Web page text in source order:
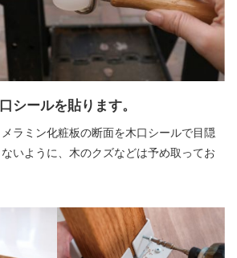
シールを貼ります。
ラミン化粧板の断面を木口シールで目隠
いように、木のクズなどは予め取ってお